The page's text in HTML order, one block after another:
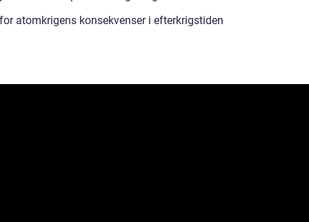
atomkrigens konsekvenser i efterkrigstiden